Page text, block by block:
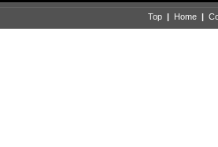
Top | Home |